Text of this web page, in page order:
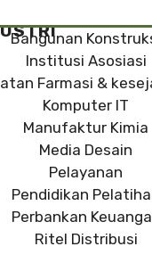
Bangunan
Institusi Asosiasi
Farmasi &
Komputer IT
Manufaktur Kimia
Media Desain
Pelayanan
Pendidikan
Perbankan
Ritel Distribusi